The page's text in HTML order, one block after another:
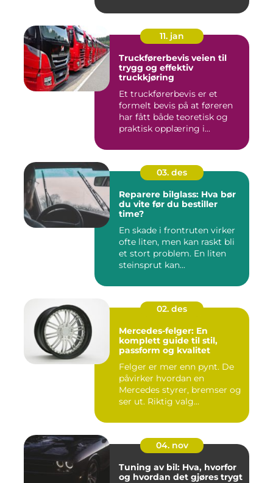
11. jan
Truckførerbevis veien til
trygg og effektiv
truckkjøring
Et truckførerbevis er et
formelt bevis på at føreren
har fått både teoretisk og
praktisk opplæring i...
03. des
Reparere bilglass: Hva bør
du vite før du bestiller
time?
En skade i frontruten virker
ofte liten, men kan raskt bli
et stort problem. En liten
steinsprut kan...
02. des
Mercedes-felger: En
komplett guide til stil,
passform og kvalitet
Felger er mer enn pynt. De
påvirker hvordan en
Mercedes styrer, bremser og
ser ut. Riktig valg...
04. nov
Tuning av bil: Hva, hvorfor
og hvordan det gjøres trygt